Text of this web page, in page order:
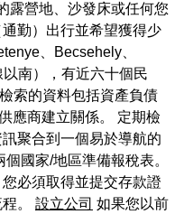
露營地、沙發床或任何您
勤）出行並希望獲得少
、Becsehely、
南），有近六十個民
索的資料包括資產負債
應商建立關係。 定期檢
聚合到一個易於導航的
國家/地區準備報稅表。
必須取得並提交存款證
。 設立公司 如果您以前